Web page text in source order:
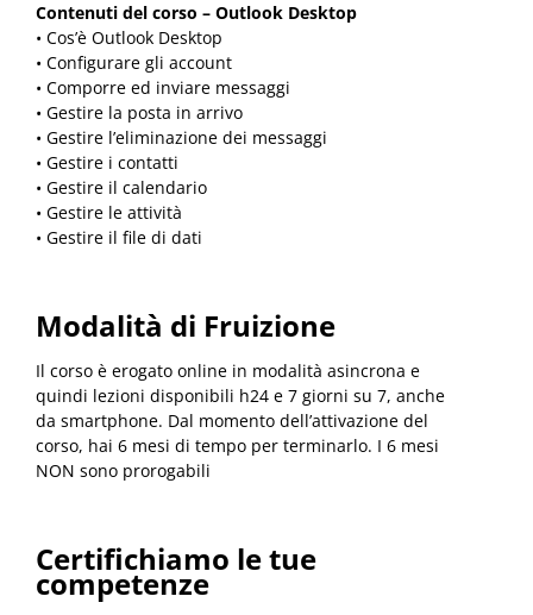
Contenuti del corso – Outlook Desktop
• Cos’è Outlook Desktop
• Configurare gli account
• Comporre ed inviare messaggi
• Gestire la posta in arrivo
• Gestire l’eliminazione dei messaggi
• Gestire i contatti
• Gestire il calendario
• Gestire le attività
• Gestire il file di dati
Modalità di Fruizione
Il corso è erogato online in modalità asincrona e
quindi lezioni disponibili h24 e 7 giorni su 7, anche
da smartphone. Dal momento dell’attivazione del
corso, hai 6 mesi di tempo per terminarlo. I 6 mesi
NON sono prorogabili
Certifichiamo le tue
competenze